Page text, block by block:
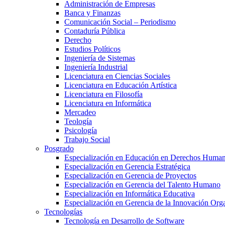
Administración de Empresas
Banca y Finanzas
Comunicación Social – Periodismo
Contaduría Pública
Derecho
Estudios Políticos
Ingeniería de Sistemas
Ingeniería Industrial
Licenciatura en Ciencias Sociales
Licenciatura en Educación Artística
Licenciatura en Filosofía
Licenciatura en Informática
Mercadeo
Teología
Psicología
Trabajo Social
Posgrado
Especialización en Educación en Derechos
Especialización en Gerencia Estratégica
Especialización en Gerencia de Proyectos
Especialización en Gerencia del Talento Humano
Especialización en Informática Educativa
Especialización en Gerencia de la Innovación
Tecnologías
Tecnología en Desarrollo de Software